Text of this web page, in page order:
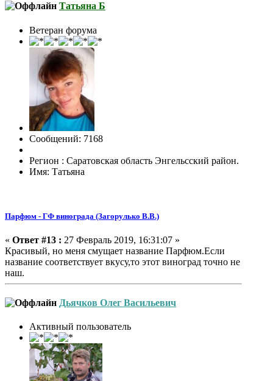
Татьяна Б
Ветеран форума
Сообщений: 7168
Регион : Саратовская область Энгельсский район.
Имя: Татьяна
Парфюм - ГФ винограда (Загорулько В.В.)
« Ответ #13 : 27 Февраль 2019, 16:31:07 »
Красивый, но меня смущает название Парфюм.Если
название соответствует вкусу,то этот виноград точно не
наш.
Дьячков Олег Васильевич
Активный пользователь